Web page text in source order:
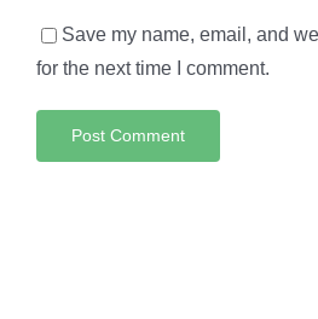
Save my name, email, and
for the next time I comment.